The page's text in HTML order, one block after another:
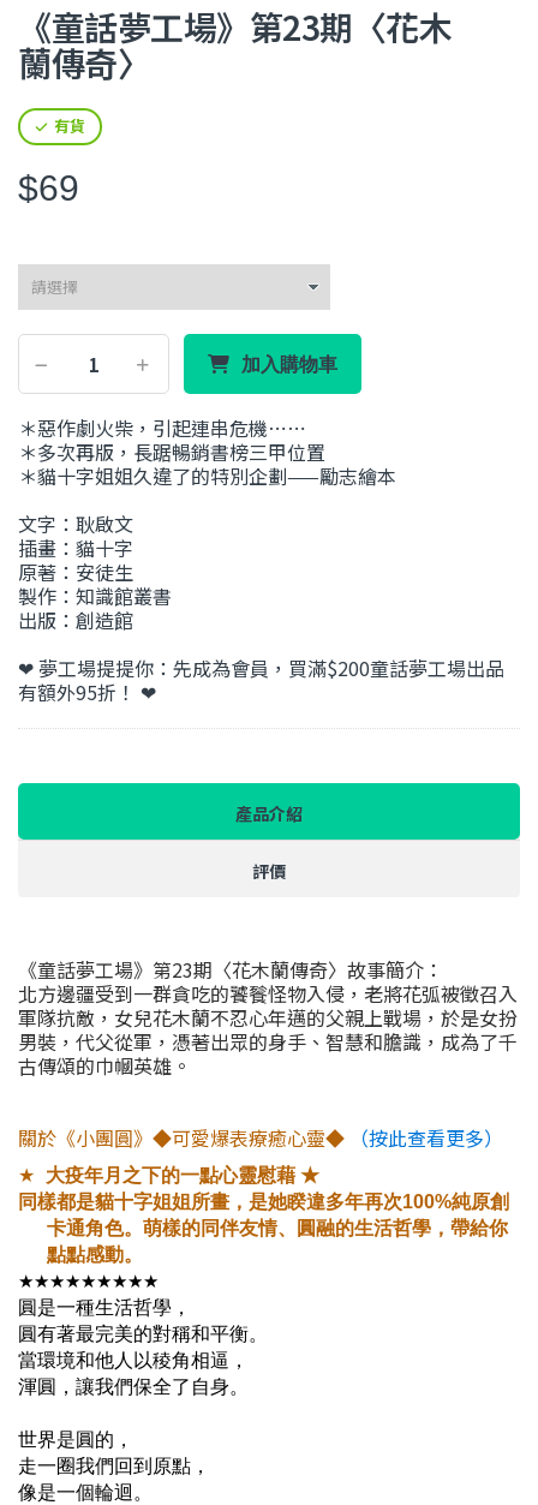
《童話夢工場》第23期〈花木
蘭傳奇〉
有貨
$69
加入購物車
＊惡作劇火柴，引起連串危機⋯⋯
＊多次再版，長踞暢銷書榜三甲位置
＊貓十字姐姐久違了的特別企劃——勵志繪本
文字：耿啟文
插畫：貓十字
原著：安徒生
製作：知識館叢書
出版：創造館
❤ 夢工場提提你：先成為會員，買滿$200童話夢工場出品
有額外95折！ ❤
產品介紹
評價
《童話夢工場》第23期〈花木蘭傳奇〉故事簡介：
北方邊疆受到一群貪吃的饕餮怪物入侵，老將花弧被徵召入
軍隊抗敵，女兒花木蘭不忍心年邁的父親上戰場，於是女扮
男裝，代父從軍，憑著出眾的身手、智慧和膽識，成為了千
古傳頌的巾幗英雄。
關於《小團圓》◆可愛爆表療癒心靈◆ （按此查看更多）
★
大疫年月之下的一點心靈慰藉 ★
同樣都是貓十字姐姐所畫，是她睽違多年再次100%純原創
卡通角色。萌樣的同伴友情、圓融的生活哲學，帶給你
點點感動。
★★★★★★★★★
圓是一種生活哲學，
圓有著最完美的對稱和平衡。
當環境和他人以稜角相逼，
渾圓，讓我們保全了自身。
世界是圓的，
走一圈我們回到原點，
像是一個輪迴。